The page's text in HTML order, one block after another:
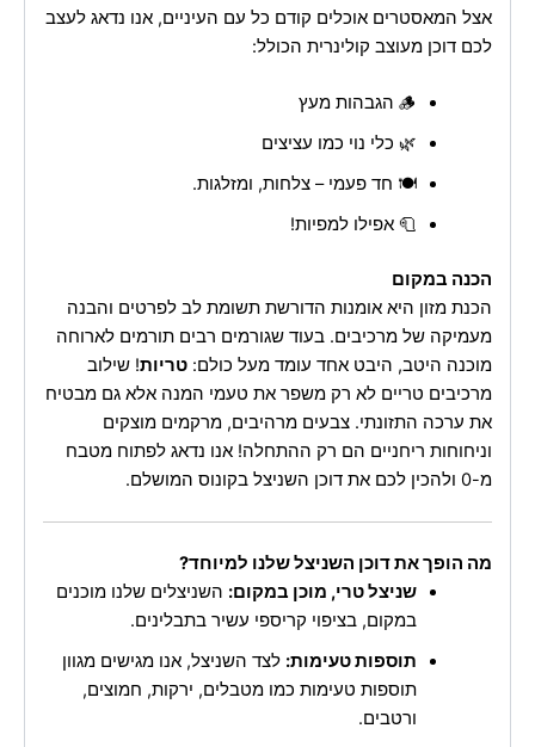
אצל המאסטרים אוכלים קודם כל עם העיניים, אנו נדאג לעצב
לכם דוכן מעוצב קולינרית הכולל:
🪵 הגבהות מעץ
🌿 כלי נוי כמו עציצים
🍽️ חד פעמי – צלחות, ומזלגות.
🧻 אפילו למפיות!
הכנה במקום
הכנת מזון היא אומנות הדורשת תשומת לב לפרטים והבנה
מעמיקה של מרכיבים. בעוד שגורמים רבים תורמים לארוחה
מוכנה היטב, היבט אחד עומד מעל כולם: טריות! שילוב
מרכיבים טריים לא רק משפר את טעמי המנה אלא גם מבטיח
את ערכה התזונתי. צבעים מרהיבים, מרקמים מוצקים
וניחוחות ריחניים הם רק ההתחלה! אנו נדאג לפתוח מטבח
מ-0 ולהכין לכם את דוכן השניצל בקונוס המושלם.
מה הופך את דוכן השניצל שלנו למיוחד?
שניצל טרי, מוכן במקום: השניצלים שלנו מוכנים
במקום, בציפוי קריספי עשיר בתבלינים.
תוספות טעימות: לצד השניצל, אנו מגישים מגוון
תוספות טעימות כמו מטבלים, ירקות, חמוצים,
ורטבים.